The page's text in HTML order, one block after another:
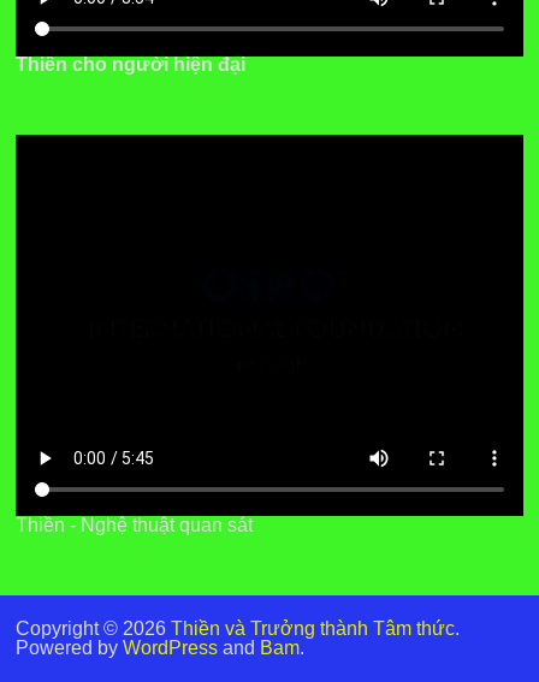
Thiền cho người hiện đại
Thiền - Nghệ thuật quan sát
Copyright © 2026 Thiền và Trưởng thành Tâm thức.
Powered by WordPressand Bam.